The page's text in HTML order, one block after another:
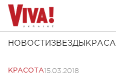
НОВОСТИ ЗВЕЗДЫ КРАСА
КРАСОТА15.03.2018